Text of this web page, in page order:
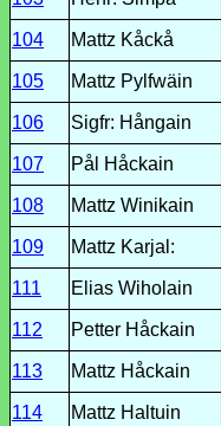
104 Mattz Kåckå
105 Mattz Pylfwäin
106 Sigfr: Hångain
107 Pål Håckain
108 Mattz Winikain
109 Mattz Karjal:
111 Elias Wiholain
112 Petter Håckain
113 Mattz Håckain
114 Mattz Haltuin